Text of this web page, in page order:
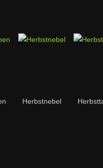
Herbstnebel